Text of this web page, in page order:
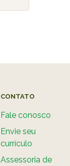
CONTATO
Fale conosco
Envie seu
currículo
Assessoria de